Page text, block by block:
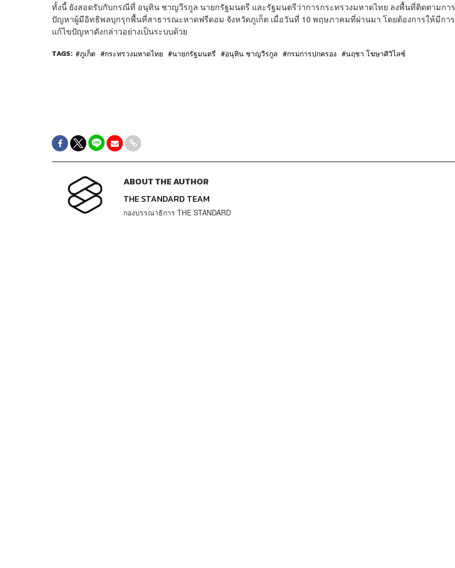
ทั้งนี้ ยังสอดรับกับกรณีที่ อนุทิน ชาญวีรกูล นายกรัฐมนตรี และรัฐมนตรีว่าการกระทรวงมหาดไทย ลงพื้นที่ติดตามกา
ปัญหาผู้มีอิทธิพลบุกรุกพื้นที่สาธารณะหาดฟรีดอม จังหวัดภูเก็ต เมื่อวันที่ 10 พฤษภาคมที่ผ่านมา โดยต้องการให้มีการ
แก้ไขปัญหาดังกล่าวอย่างเป็นระบบด้วย
TAGS: ภูเก็ต กระทรวงมหาดไทย นายกรัฐมนตรี อนุทิน ชาญวีรกูล กรมการปกครอง นฤชา โฆษาศิวิไลซ์
ABOUT THE AUTHOR
THE STANDARD TEAM
กองบรรณาธิการ THE STANDARD